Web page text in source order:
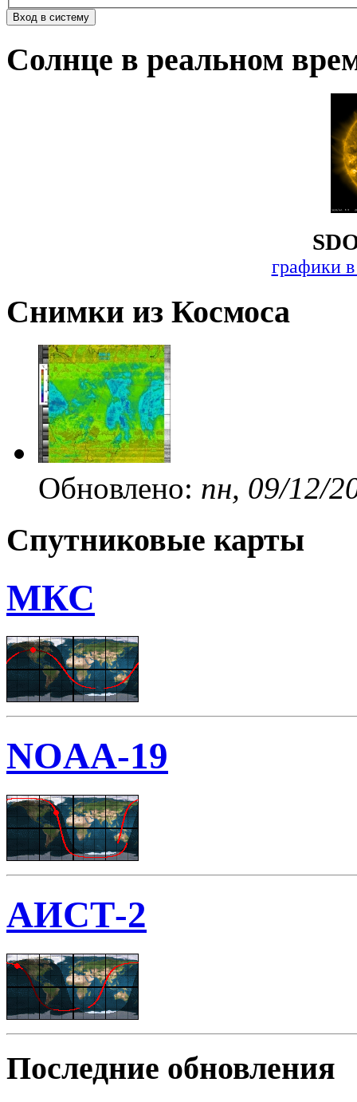
Солнце в реальном
графики
Снимки из Космоса
Обновлено: пн, 09/12/
Спутниковые карты
МКС
NOAA-19
АИСТ-2
Последние обновления